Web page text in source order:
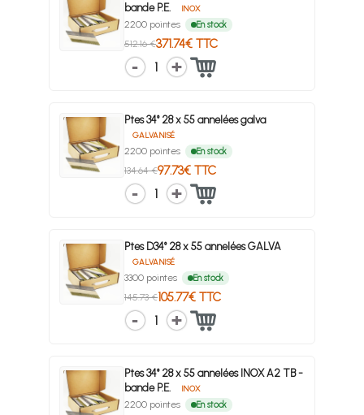
bande P.E.
INOX
2200 pointes En stock
512.16 €371.74€ TTC
1
Ptes 34° 28 x 55 annelées galva
GALVANISÉ
2200 pointes En stock
134.64 €97.73€ TTC
1
Ptes D34° 28 x 55 annelées GALVA
GALVANISÉ
3300 pointes En stock
145.73 €105.77€ TTC
1
Ptes 34° 28 x 55 annelées INOX A2 TB -
bande P.E.
INOX
2200 pointes En stock